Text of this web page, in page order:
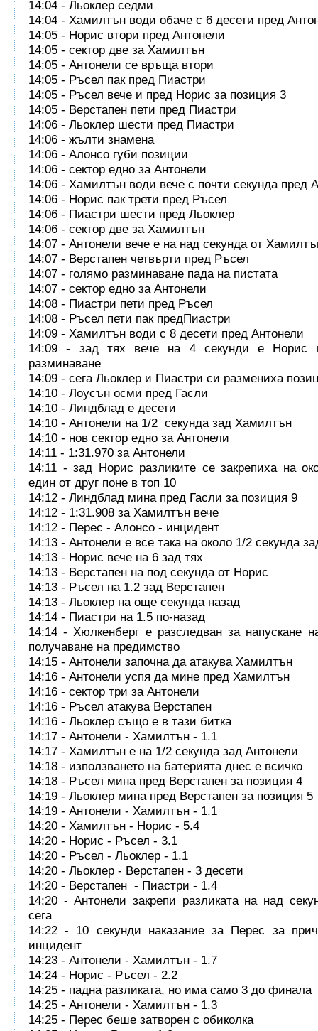
14:04 - Льоклер седми
14:04 - Хамилтън води обаче с 6 десети пред
14:05 - Норис втори пред Антонели
14:05 - сектор две за Хамилтън
14:05 - Антонели се връща втори
14:05 - Ръсел пак пред Пиастри
14:05 - Ръсел вече и пред Норис за позиция 3
14:05 - Верстапен пети пред Пиастри
14:06 - Льоклер шести пред Пиастри
14:06 - жълти знамена
14:06 - Алонсо губи позиции
14:06 - сектор едно за Антонели
14:06 - Хамилтън води вече с почти секунда пред
14:06 - Норис пак трети пред Ръсел
14:06 - Пиастри шести пред Льоклер
14:06 - сектор две за Хамилтън
14:07 - Антонели вече е на над секунда от
14:07 - Верстапен четвърти пред Ръсел
14:07 - голямо разминаване пада на пистата
14:07 - сектор едно за Антонели
14:08 - Пиастри пети пред Ръсел
14:08 - Ръсел пети пак предПиастри
14:09 - Хамилтън води с 8 десети пред Антонели
14:09 - зад тях вече на 4 секунди е Норис
разминаване
14:09 - сега Льоклер и Пиастри си размениха
14:10 - Лоусън осми пред Гасли
14:10 - Линдблад е десети
14:10 - Антонели на 1/2 секунда зад Хамилтън
14:10 - нов сектор едно за Антонели
14:11 - 1:31.970 за Антонели
14:11 - зад Норис разликите се закрепиха на
един от друг поне в топ 10
14:12 - Линдблад мина пред Гасли за позиция 9
14:12 - 1:31.908 за Хамилтън вече
14:12 - Перес - Алонсо - инцидент
14:13 - Антонели е все така на около 1/2 секунда
14:13 - Норис вече на 6 зад тях
14:13 - Верстапен на под секунда от Норис
14:13 - Ръсел на 1.2 зад Верстапен
14:13 - Льоклер на още секунда назад
14:14 - Пиастри на 1.5 по-назад
14:14 - Хюлкенберг е разследван за напускане
получаване на предимство
14:15 - Антонели започна да атакува Хамилтън
14:16 - Антонели успя да мине пред Хамилтън
14:16 - сектор три за Антонели
14:16 - Ръсел атакува Верстапен
14:16 - Льоклер също е в тази битка
14:17 - Антонели - Хамилтън - 1.1
14:17 - Хамилтън е на 1/2 секунда зад Антонели
14:18 - използването на батерията днес е всичко
14:18 - Ръсел мина пред Верстапен за позиция 4
14:19 - Льоклер мина пред Верстапен за позиция 5
14:19 - Антонели - Хамилтън - 1.1
14:20 - Хамилтън - Норис - 5.4
14:20 - Норис - Ръсел - 3.1
14:20 - Ръсел - Льоклер - 1.1
14:20 - Льоклер - Верстапен - 3 десети
14:20 - Верстапен - Пиастри - 1.4
14:20 - Антонели закрепи разликата на над
сега
14:22 - 10 секунди наказание за Перес за
инцидент
14:23 - Антонели - Хамилтън - 1.7
14:24 - Норис - Ръсел - 2.2
14:25 - падна разликата, но има само 3 до финала
14:25 - Антонели - Хамилтън - 1.3
14:25 - Перес беше затворен с обиколка